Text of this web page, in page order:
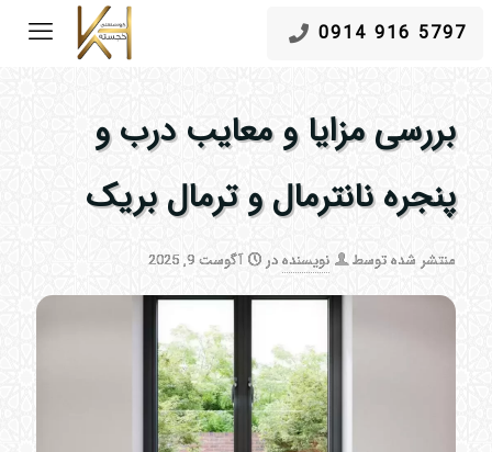
5797 916 0914
بررسی مزایا و معایب درب و
پنجره نانترمال و ترمال بریک
منتشر شده توسط نویسندهدر آگوست 9, 2025